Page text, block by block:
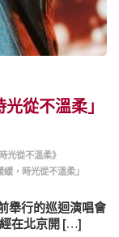
從不溫柔」
時光從不溫柔》
緩，時光從不溫柔」
舉行的巡迴演唱會
在北京開 […]